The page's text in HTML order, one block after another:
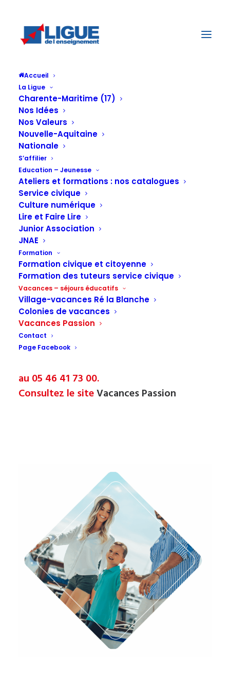
Accueil
La Ligue
Charente-Maritime (17)
Nos Idées
Nos Valeurs
Nouvelle-Aquitaine
Nationale
S’affilier
Education – Jeunesse
Ateliers et formations : nos catalogues
Service civique
Culture numérique
Lire et Faire Lire
Junior Association
JNAE
Formation
Formation civique et citoyenne
Formation des tuteurs service civique
Vacances – séjours éducatifs
Village-vacances Ré la Blanche
Colonies de vacances
Vacances Passion
Contact
Page Facebook
Les vacances selon vos
envies !
Chez Vacances passion, nous avons à cœur de vous
proposer des séjours qui répondent à toutes vos
envies.
Découvrez nos 3 gammes thématiques pour vous aider à
choisir.
FUN ET PARTAGE – DETENTE ET SERENITE – DECOUVERTE
ET AVENTURE
Laissez vous guider.
au 05 46 41 73 00.
Consultez le siteVacances Passion